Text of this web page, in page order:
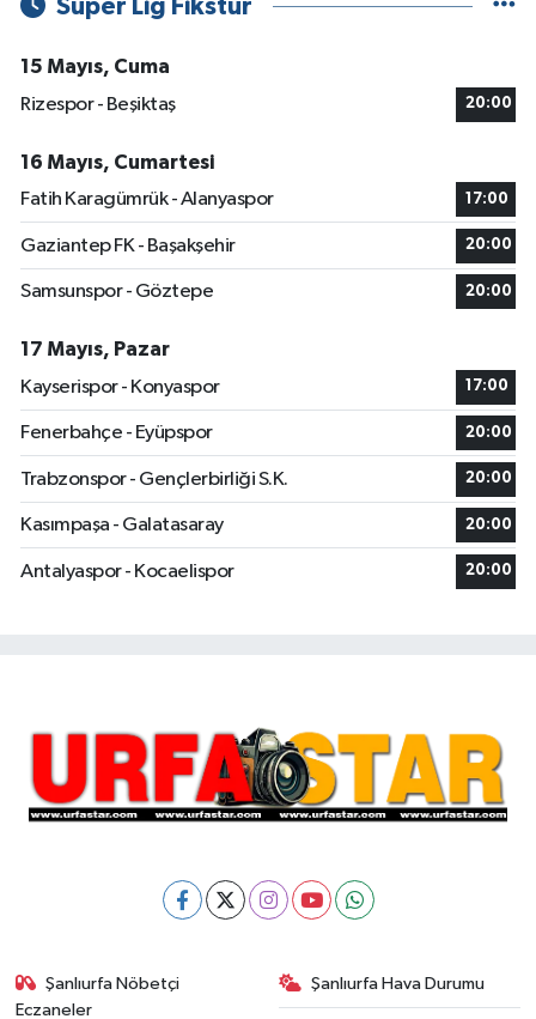
Süper Lig Fikstür
15 Mayıs, Cuma
Rizespor - Beşiktaş
20:00
16 Mayıs, Cumartesi
Fatih Karagümrük - Alanyaspor
17:00
Gaziantep FK - Başakşehir 20:00
Samsunspor - Göztepe 20:00
17 Mayıs, Pazar
Kayserispor - Konyaspor
17:00
Fenerbahçe - Eyüpspor 20:00
Trabzonspor - Gençlerbirliği S.K. 20:00
Kasımpaşa - Galatasaray 20:00
Antalyaspor - Kocaelispor 20:00
Şanlıurfa Nöbetçi
Eczaneler
Şanlıurfa Hava Durumu